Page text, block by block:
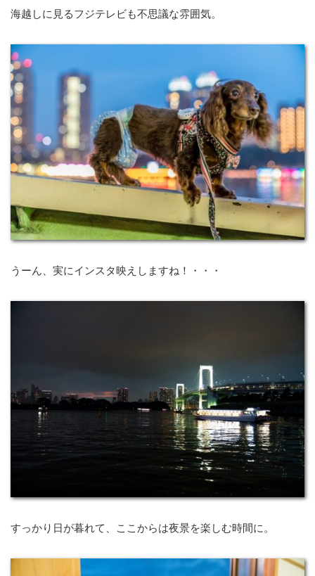
海越しに見るフジテレビも不思議な雰囲気。
うーん、実にインスタ映えしますね！・・・
すっかり日が暮れて、ここからは夜景を楽しむ時間に。